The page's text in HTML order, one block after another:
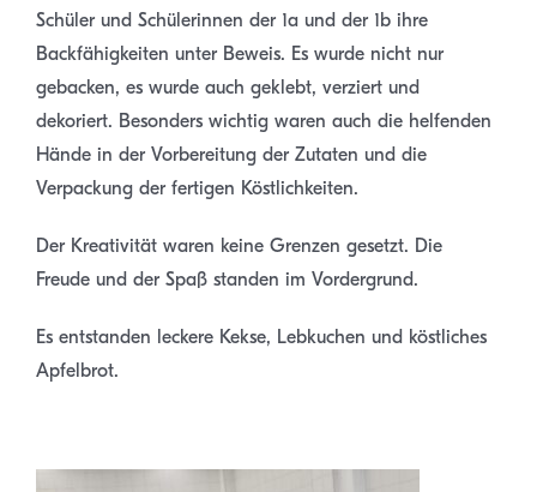
Schüler und Schülerinnen der 1a und der 1b ihre
Backfähigkeiten unter Beweis. Es wurde nicht nur
gebacken, es wurde auch geklebt, verziert und
dekoriert. Besonders wichtig waren auch die helfenden
Hände in der Vorbereitung der Zutaten und die
Verpackung der fertigen Köstlichkeiten.
Der Kreativität waren keine Grenzen gesetzt. Die
Freude und der Spaß standen im Vordergrund.
Es entstanden leckere Kekse, Lebkuchen und köstliches
Apfelbrot.